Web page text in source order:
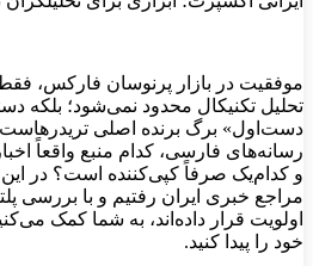
موفقیت در بازار پرنوسان فارکس،
تحلیل تکنیکال محدود نمی‌شود؛ بلکه
دست‌اول» برگ برنده اصلی تریدرهاست.
رسانه‌های فارسی، کدام منبع واقعاً
و کدام‌یک صرفاً کپی‌کننده است؟ در
مراجع خبری ایران رفتیم و با بررسی
اولویت قرار داده‌اند، به شما کمک
خود را پیدا کنید.